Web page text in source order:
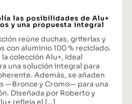
las posibilidades de Alu+
y una propuesta integral
reúne duchas, griferías y
con aluminio 100 % reciclado.
colección Alu+, Ideal
una solución integral para
Además, se añaden
—Bronce y Cromo— para una
Diseñada por Roberto y
refleja el […]